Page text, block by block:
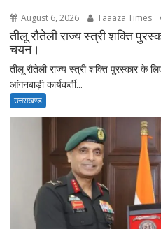
August 6, 2026 Taaaza Times
तीलू रौतेली राज्य स्त्री शक्ति
चयन।
तीलू रौतेली राज्य स्त्री शक्ति पुरस्कार के
आंगनबाड़ी कार्यकर्ती...
उत्तराखण्ड